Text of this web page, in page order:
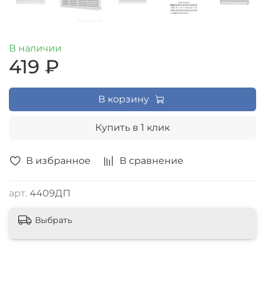
В избранное В сравнение
арт. 4409ДП
В наличии
419 ₽
В корзину
Купить в 1 клик
Выбрать